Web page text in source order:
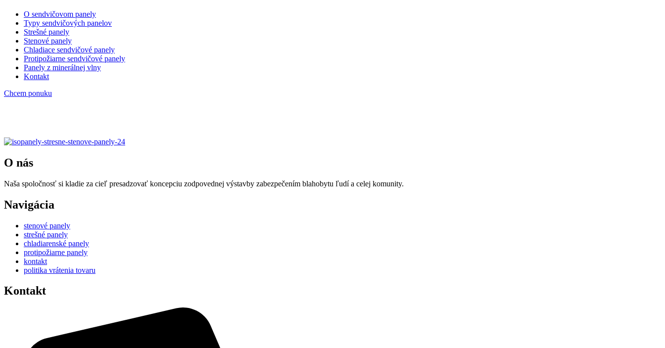
O sendvičovom panely
Typy sendvičových panelov
Strešné panely
Stenové panely
Chladiace sendvičové panely
Protipožiarne sendvičové panely
Panely z minerálnej vlny
Kontakt
Chcem ponuku
O nás
Naša spoločnosť si kladie za cieľ presadzovať koncepciu zodpovednej výstavby zabezpečením blahobytu ľudí a celej komunity.
Navigácia
stenové panely
strešné panely
chladiarenské panely
protipožiarne panely
kontakt
politika vrátenia tovaru
Kontakt